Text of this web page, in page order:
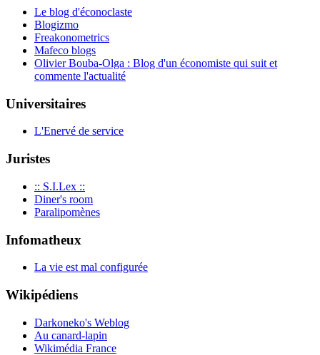
Le blog d'éconoclaste
Blogizmo
Freakonometrics
Mafeco blogs
Olivier Bouba-Olga : Blog d'un économiste qui suit et
commente l'actualité
Universitaires
L'Enervé de service
Juristes
:: S.I.Lex ::
Diner's room
Paralipomènes
Infomatheux
La vie est mal configurée
Wikipédiens
Darkoneko's Weblog
Au canard-lapin
Wikimédia France